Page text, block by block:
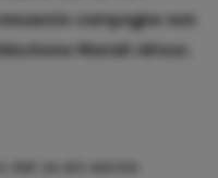
campagne een
Mariah Idrissi
ze als eerste